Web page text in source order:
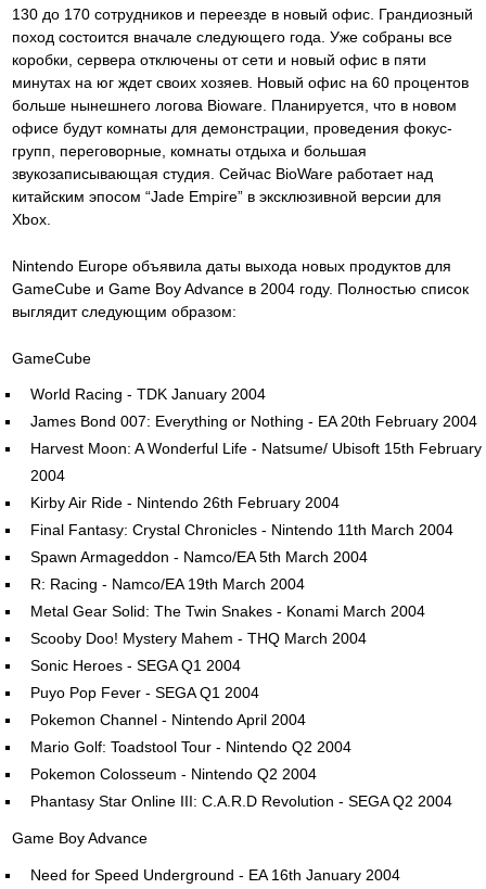
130 до 170 сотрудников и переезде в новый офис. Грандиозный
поход состоится вначале следующего года. Уже собраны все
коробки, сервера отключены от сети и новый офис в пяти
минутах на юг ждет своих хозяев. Новый офис на 60 процентов
больше нынешнего логова Bioware. Планируется, что в новом
офисе будут комнаты для демонстрации, проведения фокус-
групп, переговорные, комнаты отдыха и большая
звукозаписывающая студия. Сейчас BioWare работает над
китайским эпосом “Jade Empire” в эксклюзивной версии для
Xbox.
Nintendo Europe объявила даты выхода новых продуктов для
GameCube и Game Boy Advance в 2004 году. Полностью список
выглядит следующим образом:
GameCube
World Racing - TDK January 2004
James Bond 007: Everything or Nothing - EA 20th February 2004
Harvest Moon: A Wonderful Life - Natsume/ Ubisoft 15th February
2004
Kirby Air Ride - Nintendo 26th February 2004
Final Fantasy: Crystal Chronicles - Nintendo 11th March 2004
Spawn Armageddon - Namco/EA 5th March 2004
R: Racing - Namco/EA 19th March 2004
Metal Gear Solid: The Twin Snakes - Konami March 2004
Scooby Doo! Mystery Mahem - THQ March 2004
Sonic Heroes - SEGA Q1 2004
Puyo Pop Fever - SEGA Q1 2004
Pokemon Channel - Nintendo April 2004
Mario Golf: Toadstool Tour - Nintendo Q2 2004
Pokemon Colosseum - Nintendo Q2 2004
Phantasy Star Online III: C.A.R.D Revolution - SEGA Q2 2004
Game Boy Advance
Need for Speed Underground - EA 16th January 2004